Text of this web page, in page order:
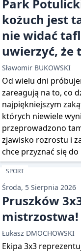
Park
kożuch jest
nie widać
uwierzyć, że
Sławomir BUKOWSKI
Od wielu dni
zareagują na to, co
najpiękniejszym
których niewiele
przeprowadzono
zjawisko rozrostu i
chce przyznać się
SPORT
Środa, 5 Sierpnia 2026
Pruszków
mistrzostwa!
Łukasz DMOCHOWSKI
Ekipa 3x3